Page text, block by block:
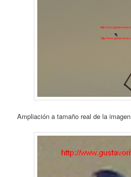
Ampliación a tamaño real de la imagen